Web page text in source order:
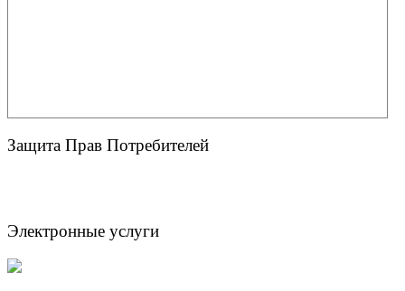
Защита Прав Потребителей
Электронные услуги